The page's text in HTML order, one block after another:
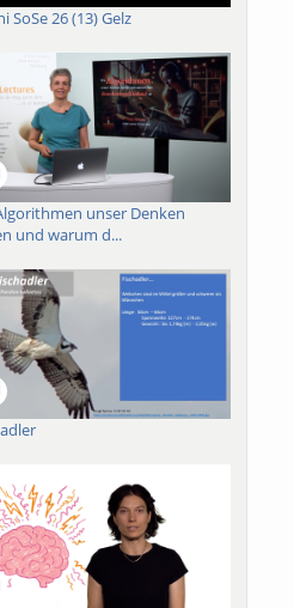
- Unter
Sommer, Sonne,
Freiburg
SoSe 26 (13) Gelz
unser Denken
und warum d...